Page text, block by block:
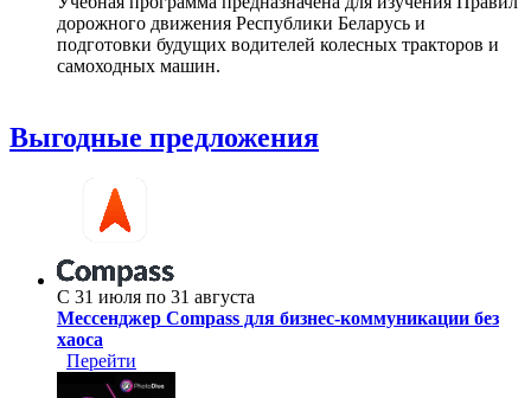
дорожного движения Республики Беларусь и
подготовки будущих водителей колесных тракторов и
самоходных машин.
Выгодные предложения
С 31 июля по 31 августа
Мессенджер Compass для бизнес-коммуникации без
хаоса
Перейти